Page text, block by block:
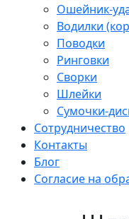
Ошейник-
Водилки
Поводки
Ринговки
Сворки
Шлейки
Сумочки-
Сотрудничество
Контакты
Блог
Согласие на